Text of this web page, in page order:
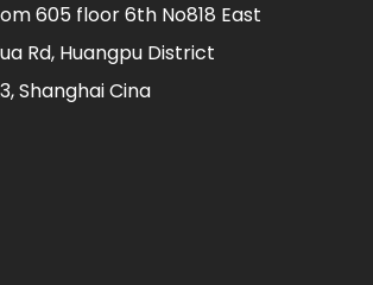
605 floor 6th No818 East
Rd, Huangpu District
Shanghai Cina